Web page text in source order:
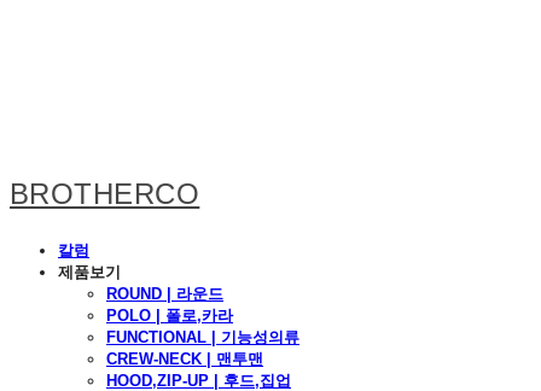
BROTHERCO
칼럼
제품보기
ROUND | 라운드
POLO | 폴로,카라
FUNCTIONAL | 기능성의류
CREW-NECK | 맨투맨
HOOD,ZIP-UP | 후드,집업